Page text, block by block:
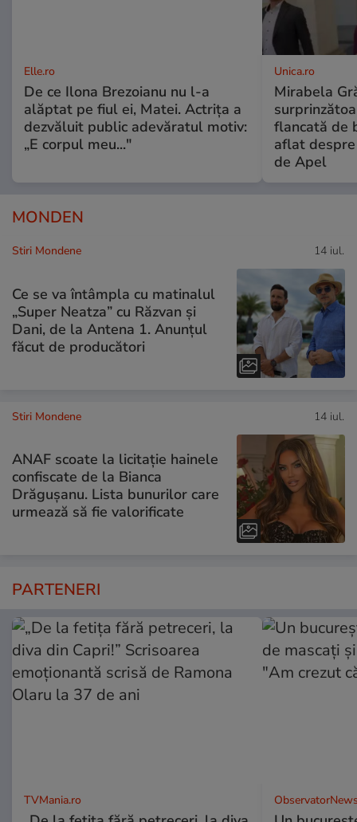
Elle.ro
De ce Ilona Brezoianu nu l-a
alăptat pe fiul ei, Matei. Actrița a
dezvăluit public adevăratul motiv:
„E corpul meu..."
Unica.ro
Mirabela
flancată de
aflat
de Apel
MONDEN
Stiri Mondene 14 iul.
Ce se va întâmpla cu matinalul
„Super Neatza” cu Răzvan şi
Dani, de la Antena 1. Anunțul
făcut de producători
Stiri Mondene 14 iul.
ANAF scoate la licitație hainele
confiscate de la Bianca
Drăgușanu. Lista bunurilor care
urmează să fie valorificate
PARTENERI
TVMania.ro